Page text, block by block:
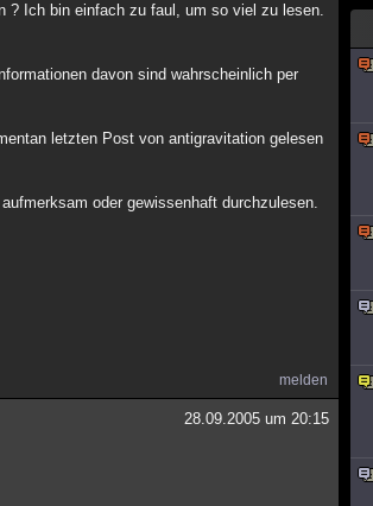
? Ich bin einfach zu faul, um so viel zu lesen.
davon sind wahrscheinlich per
letzten Post von antigravitation gelesen
oder gewissenhaft durchzulesen.
melden
28.09.2005 um 20:15